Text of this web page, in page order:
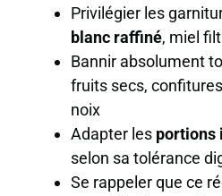
Privilégier les
blanc raffiné, miel
Bannir absolument
fruits secs,
noix
Adapter les portions
selon sa tolérance
Se rappeler que ce